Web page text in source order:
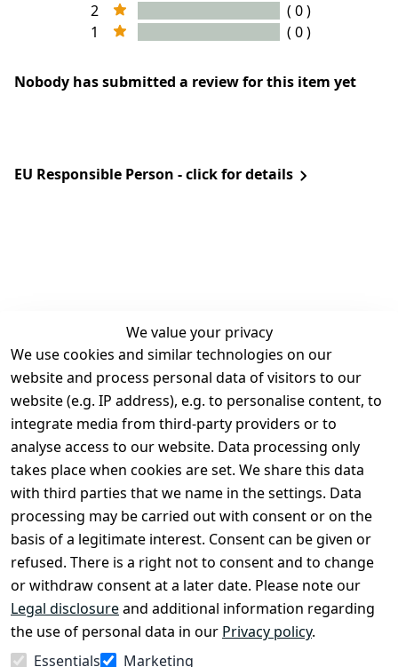
2
( 0 )
1
( 0 )
Nobody has submitted a review for this item yet
EU Responsible Person - click for details
We value your privacy
We use cookies and similar technologies on our
website and process personal data of visitors to our
website (e.g. IP address), e.g. to personalise content, to
integrate media from third-party providers or to
analyse access to our website. Data processing only
takes place when cookies are set. We share this data
with third parties that we name in the settings. Data
processing may be carried out with consent or on the
basis of a legitimate interest. Consent can be given or
refused. There is a right not to consent and to change
or withdraw consent at a later date. Please note our
Legal disclosureand additional information regarding
the use of personal data in our Privacy policy.
Essentials
Marketing
Legal
Terms and
Conditions
Legal
disclosure
Privacy Policy
Declaration of
accessibility
Cancellation
rights
Contact
Register
Withdraw